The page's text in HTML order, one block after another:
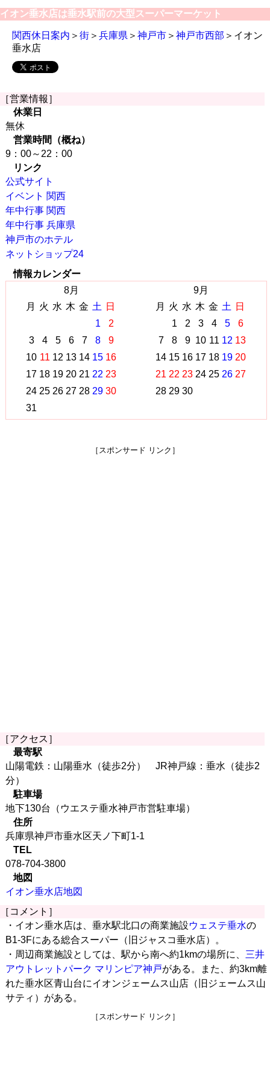
イオン垂水店は垂水駅前の大型スーパーマーケット
関西休日案内 ＞ 街 ＞ 兵庫県 ＞ 神戸市 ＞ 神戸市西部 ＞イオン
垂水店
［営業情報］
休業日
無休
営業時間（概ね）
9：00～22：00
リンク
公式サイト
イベント 関西
年中行事 関西
年中行事 兵庫県
神戸市のホテル
ネットショップ24
情報カレンダー
8月
月
火 水 木 金 土
日
1
2
3
4 5 6 7 8
9
10 11 12 13 14 15 16
17 18 19 20 21 22 23
24 25 26 27 28 29 30
31
9月
月
火 水 木 金 土
日
1
2 3 4 5
6
7
8 9 10 11 12 13
14 15 16 17 18 19 20
21 22 23 24 25 26 27
28 29 30
［スポンサード リンク］
［アクセス］
最寄駅
山陽電鉄：山陽垂水（徒歩2分） JR神戸線：垂水（徒歩2
分）
駐車場
地下130台（ウエステ垂水神戸市営駐車場）
住所
兵庫県神戸市垂水区天ノ下町1-1
TEL
078-704-3800
地図
イオン垂水店地図
［コメント］
・イオン垂水店は、垂水駅北口の商業施設ウェステ垂水の
B1-3Fにある総合スーパー（旧ジャスコ垂水店）。
・周辺商業施設としては、駅から南へ約1kmの場所に、 三井
アウトレットパーク マリンピア神戸がある。また、約3km離
れた垂水区青山台にイオンジェームス山店（旧ジェームス山
サティ）がある。
［スポンサード リンク］